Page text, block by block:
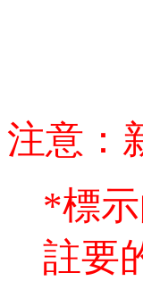
注意：
*標
註要